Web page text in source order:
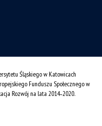
Śląskiego w Katowicach
Funduszu Społecznego w
Rozwój na lata 2014˗2020.